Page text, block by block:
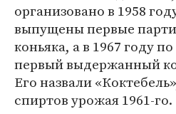
организовано в 1958
выпущены первые
коньяка, а в 1967 году
первый выдержанный
Его назвали
спиртов урожая 1961-го.